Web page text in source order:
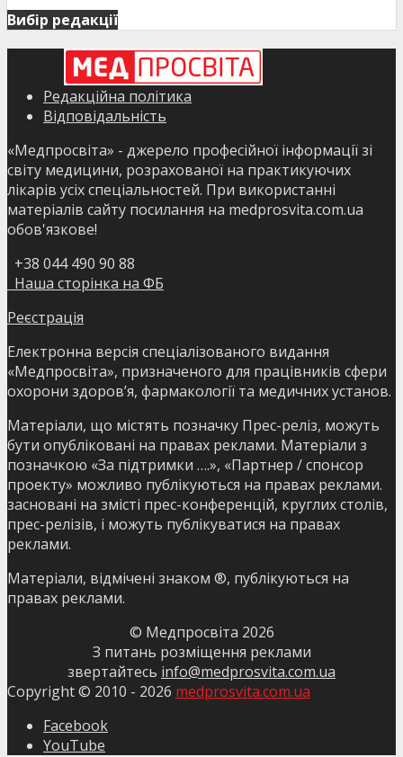
Вибір редакції
Редакційна політика
Відповідальність
«Медпросвіта» - джерело професійної інформації зі
світу медицини, розрахованої на практикуючих
лікарів усіх спеціальностей. При використанні
матеріалів сайту посилання на medprosvita.com.ua
обов'язкове!
+38 044 490 90 88
Наша сторінка на ФБ
Реєстрація
Електронна версія спеціалізованого видання
«Медпросвіта», призначеного для працівників сфери
охорони здоров’я, фармакології та медичних установ.
Матеріали, що містять позначку Прес-реліз, можуть
бути опубліковані на правах реклами. Матеріали з
позначкою «За підтримки ….», «Партнер / спонсор
проекту» можливо публікуються на правах реклами.
засновані на змісті прес-конференцій, круглих столів,
прес-релізів, і можуть публікуватися на правах
реклами.
Матеріали, відмічені знаком ®, публікуються на
правах реклами.
© Медпросвіта 2026
З питань розміщення реклами
звертайтесь info@medprosvita.com.ua
Copyright © 2010 - 2026 medprosvita.com.ua
Facebook
YouTube